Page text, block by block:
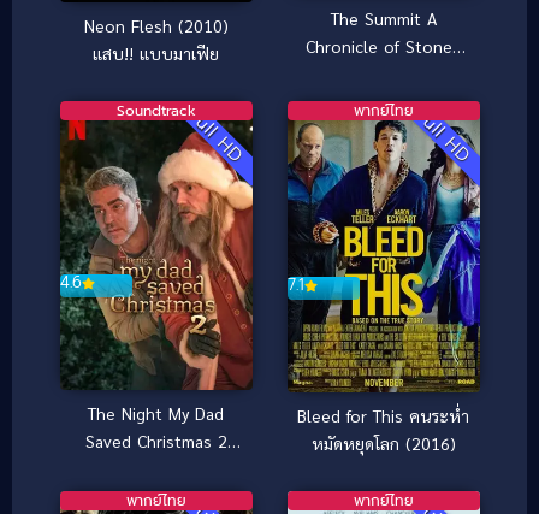
Neon Flesh (2010)
แสบ!! แบบมาเฟีย
The Summit A
Chronicle of Stones
Full HD
4.6
Soundtrack
The Night My Dad
Saved Christmas 2
ช่วยคริสต์มาสไว้ 2
Full HD
7.1
พากย์ไทย
Bleed for This คนระห่ำ
หมัดหยุดโลก (2016)
พากย์ไทย พากย์ไทย